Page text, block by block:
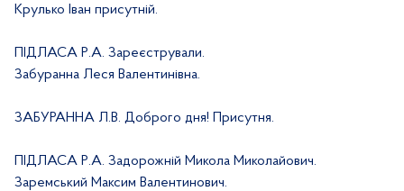
Крулько Іван присутній.
ПІДЛАСА Р.А. Зареєстрували.
Забуранна Леся Валентинівна.
ЗАБУРАННА Л.В. Доброго дня! Присутня.
ПІДЛАСА Р.А. Задорожній Микола Миколайович.
Заремський Максим Валентинович.